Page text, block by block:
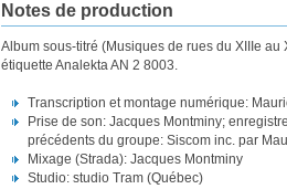
Notes de production
Album sous-titré (Musiques de rues du XIIIe
étiquette Analekta AN 2 8003.
Transcription et montage numérique:
Prise de son: Jacques Montminy;
précédents du groupe: Siscom inc. par
Mixage (Strada): Jacques Montminy
Studio: studio Tram (Québec)